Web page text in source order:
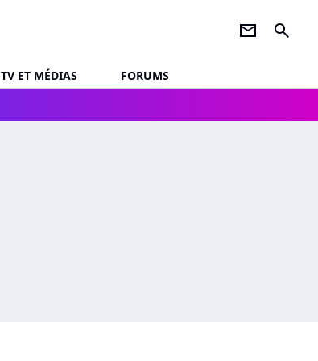
newsletter search
TV ET MÉDIAS
FORUMS